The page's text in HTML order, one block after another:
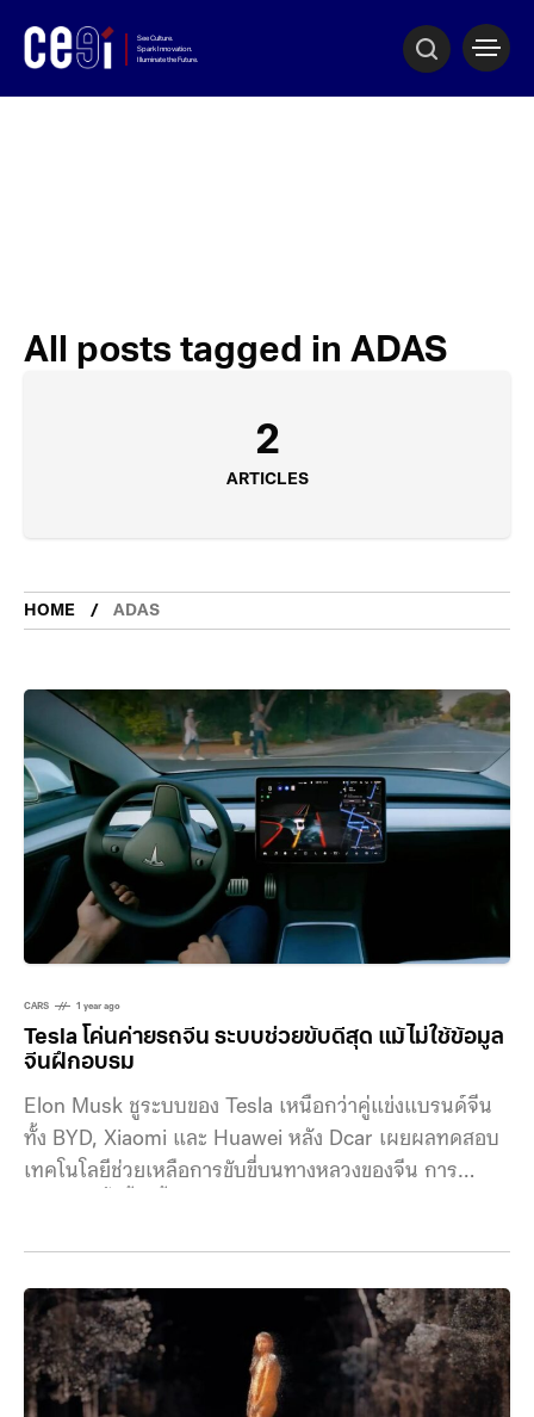
All posts tagged in ADAS
2
ARTICLES
HOME ADAS
CARS 1 year ago
Tesla โค่นค่ายรถจีน ระบบช่วยขับดีสุด แม้ไม่ใช้ข้อมูล
จีนฝึกอบรม
Elon Musk ชูระบบของ Tesla เหนือกว่าคู่แข่งแบรนด์จีน
ทั้ง BYD, Xiaomi และ Huawei หลัง Dcar เผยผลทดสอบ
เทคโนโลยีช่วยเหลือการขับขี่บนทางหลวงของจีน การ
ไฟฟ้ากว่า 20 แบรนด์ที่ขายในจีนว่ามีประสิทธิภาพแค่ไหน
ใน สถานการณ์ต่างๆ ที่มีความเสี่ยงต่อการเกิดอุบัติเหตุ ทั้ง
การขับขี่ในเมือง การขับขี่บนทางหลวง และการขับขี่กลาง
คืน ผลการทดสอบพบว่า